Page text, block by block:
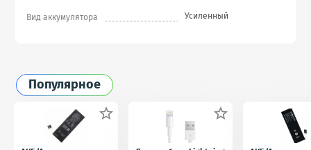
Вид аккумулятора Усиленный
Популярное
 